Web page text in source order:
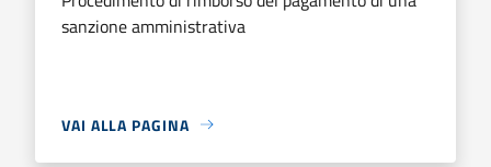
sanzione amministrativa
VAI ALLA PAGINA